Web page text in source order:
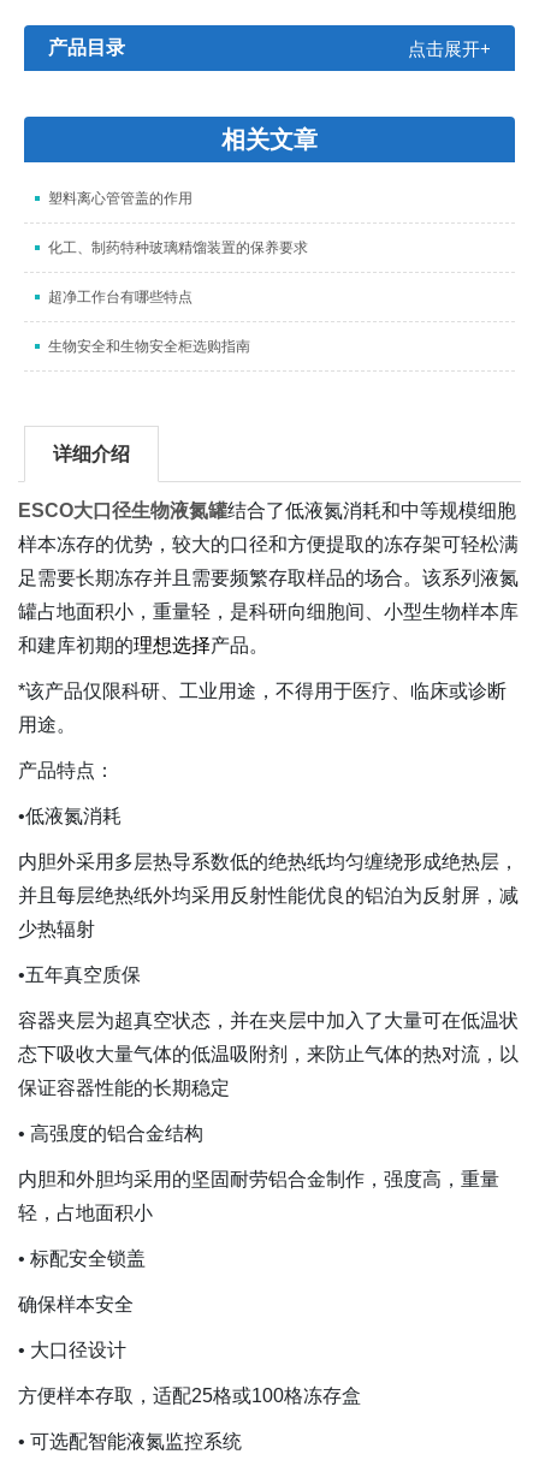
产品目录 点击展开+
相关文章
塑料离心管管盖的作用
化工、制药特种玻璃精馏装置的保养要求
超净工作台有哪些特点
生物安全和生物安全柜选购指南
详细介绍
ESCO大口径生物液氮罐结合了低液氮消耗和中等规模细胞
样本冻存的优势，较大的口径和方便提取的冻存架可轻松满
足需要长期冻存并且需要频繁存取样品的场合。该系列液氮
罐占地面积小，重量轻，是科研向细胞间、小型生物样本库
和建库初期的理想选择产品。
*该产品仅限科研、工业用途，不得用于医疗、临床或诊断
用途。
产品特点：
•低液氮消耗
内胆外采用多层热导系数低的绝热纸均匀缠绕形成绝热层，
并且每层绝热纸外均采用反射性能优良的铝泊为反射屏，减
少热辐射
•五年真空质保
容器夹层为超真空状态，并在夹层中加入了大量可在低温状
态下吸收大量气体的低温吸附剂，来防止气体的热对流，以
保证容器性能的长期稳定
• 高强度的铝合金结构
内胆和外胆均采用的坚固耐劳铝合金制作，强度高，重量
轻，占地面积小
• 标配安全锁盖
确保样本安全
• 大口径设计
方便样本存取，适配25格或100格冻存盒
• 可选配智能液氮监控系统